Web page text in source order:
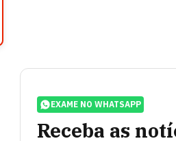
EXAME NO WHATSAPP
Receba as